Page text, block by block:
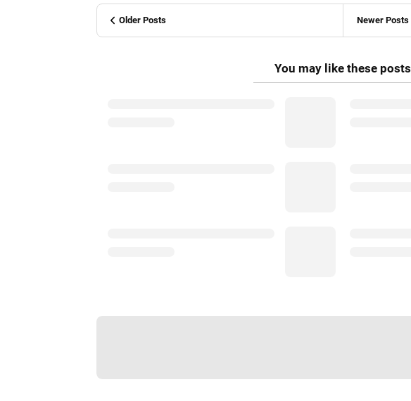
Older Posts Newer Posts
You may like these posts